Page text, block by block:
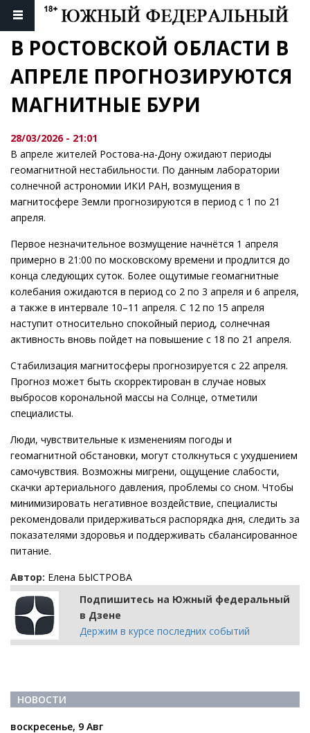
В РОСТОВСКОЙ ОБЛАСТИ В
АПРЕЛЕ ПРОГНОЗИРУЮТСЯ
МАГНИТНЫЕ БУРИ
28/03/2026 - 21:01
В апреле жителей Ростова-на-Дону ожидают периоды
геомагнитной нестабильности. По данным лаборатории
солнечной астрономии ИКИ РАН, возмущения в
магнитосфере Земли прогнозируются в период с 1 по 21
апреля.
Первое незначительное возмущение начнётся 1 апреля
примерно в 21:00 по московскому времени и продлится до
конца следующих суток. Более ощутимые геомагнитные
колебания ожидаются в период со 2 по 3 апреля и 6 апреля,
а также в интервале 10–11 апреля. С 12 по 15 апреля
наступит относительно спокойный период, солнечная
активность вновь пойдет на повышение с 18 по 21 апреля.
Стабилизация магнитосферы прогнозируется с 22 апреля.
Прогноз может быть скорректирован в случае новых
выбросов корональной массы на Солнце, отметили
специалисты.
Люди, чувствительные к изменениям погоды и
геомагнитной обстановки, могут столкнуться с ухудшением
самочувствия. Возможны мигрени, ощущение слабости,
скачки артериального давления, проблемы со сном. Чтобы
минимизировать негативное воздействие, специалисты
рекомендовали придерживаться распорядка дня, следить за
показателями здоровья и поддерживать сбалансированное
питание.
Автор: Елена БЫСТРОВА
Подпишитесь на Южный федеральный
в Дзене
Держим в курсе последних событий
НОВОСТИ
воскресенье, 9 Авг